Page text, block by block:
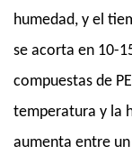
humedad, y el
se acorta en 10-
compuestas de
temperatura y la
aumenta entre